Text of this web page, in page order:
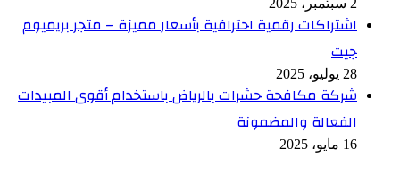
2 سبتمبر، 2025
اشتراكات رقمية احترافية بأسعار مميزة – متجر بريميوم
جيت
28 يوليو، 2025
شركة مكافحة حشرات بالرياض باستخدام أقوى المبيدات
الفعالة والمضمونة
16 مايو، 2025